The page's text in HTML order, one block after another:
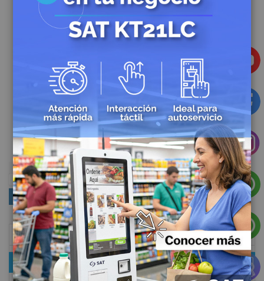
Sku: 2779
Impresora de Carnet Zebra ZXP Serie7 Z72 000C0000US00
$13.018.231,38
COMPRAR POR
AHORA COMPRANDO POR
MARCAS DESTACADAS